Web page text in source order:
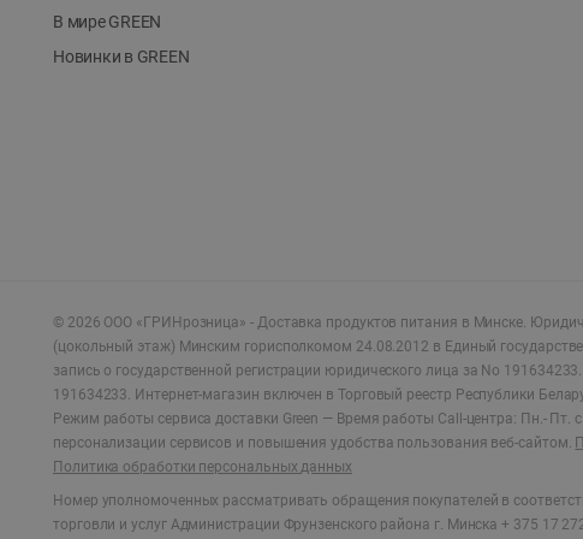
В мире GREEN
Новинки в GREEN
© 2026 ООО «ГРИНрозница» - Доставка продуктов питания в Минске.
(цокольный этаж) Минским горисполкомом 24.08.2012 в Единый
запись о государственной регистрации юридического лица за No 191634233.
191634233. Интернет-магазин включен в Торговый реестр Республики
Режим работы сервиса доставки Green — Время работы Call-центра: Пн.- Пт.
персонализации сервисов и повышения удобства пользования веб-сайтом.
Политика обработки персональных данных
Номер уполномоченных рассматривать обращения покупателей в
торговли и услуг Администрации Фрунзенского района г. Минска + 375 17